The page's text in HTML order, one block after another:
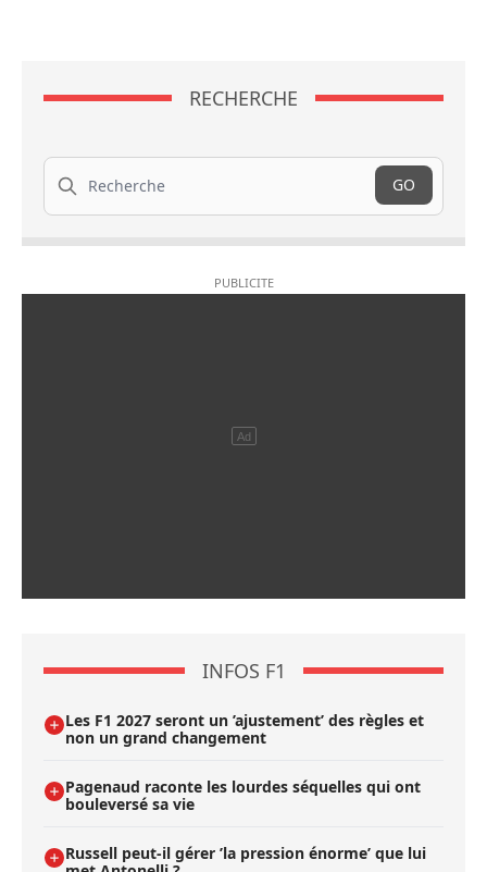
RECHERCHE
Recherche
GO
INFOS F1
Les F1 2027 seront un ’ajustement’ des règles et
non un grand changement
Pagenaud raconte les lourdes séquelles qui ont
bouleversé sa vie
Russell peut-il gérer ’la pression énorme’ que lui